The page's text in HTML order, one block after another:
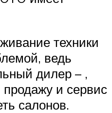
техники
ведь
дилер – ,
и сервис
салонов.